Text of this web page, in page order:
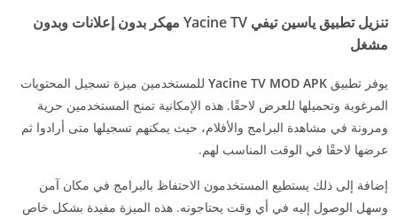
تنزيل تطبيق ياسين تيفي Yacine TV مهكر بدون إعلانات وبدون
مشغل
يوفر تطبيق Yacine TV MOD APK للمستخدمين ميزة تسجيل المحتويات
المرغوبة وتحميلها للعرض لاحقًا. هذه الإمكانية تمنح المستخدمين حرية
ومرونة في مشاهدة البرامج والأفلام، حيث يمكنهم تسجيلها متى أرادوا ثم
عرضها لاحقًا في الوقت المناسب لهم.
إضافة إلى ذلك يستطيع المستخدمون الاحتفاظ بالبرامج في مكان آمن
وسهل الوصول إليه في أي وقت يحتاجونه. هذه الميزة مفيدة بشكل خاص